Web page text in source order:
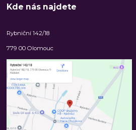
Kde nás najdete
Rybniční 142/18
779 00 Olomouc